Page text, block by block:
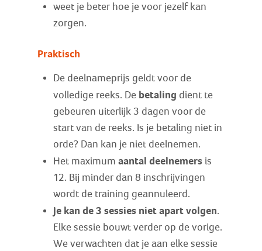
weet je beter hoe je voor jezelf kan
zorgen.
Praktisch
De deelnameprijs geldt voor de
volledige reeks. De betaling dient te
gebeuren uiterlijk 3 dagen voor de
start van de reeks. Is je betaling niet in
orde? Dan kan je niet deelnemen.
Het maximumaantal deelnemers is
12. Bij minder dan 8 inschrijvingen
wordt de training geannuleerd.
Je kan de 3 sessies niet apart volgen.
Elke sessie bouwt verder op de vorige.
We verwachten dat je aan elke sessie